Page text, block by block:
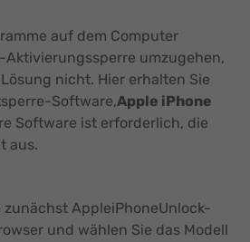
auf dem Computer
Aktivierungssperre umzugehen,
nicht. Hier erhalten Sie
Software,Apple iPhone
Software ist erforderlich, die
aus.
zunächst AppleiPhoneUnlock-
und wählen Sie das Modell